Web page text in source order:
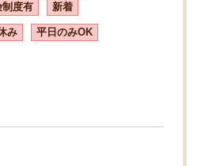
度有 新着
み 平日のみOK